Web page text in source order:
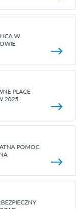
W
PLACE
2025
POMOC